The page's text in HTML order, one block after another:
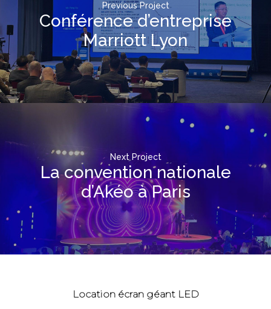
Previous Project
Conférence d’entreprise
Marriott Lyon
Next Project
La convention nationale
d’Akéo à Paris
Location écran géant LED